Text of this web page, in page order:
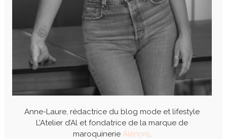
Anne-Laure, rédactrice du blog mode et lifestyle
L’Atelier d’Al et fondatrice de la marque de
maroquinerie Alénore.